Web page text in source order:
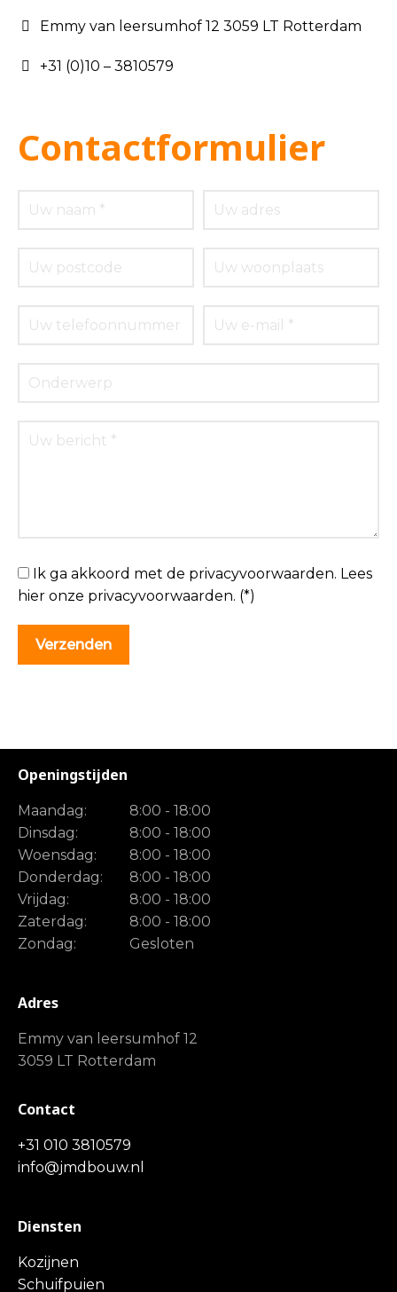
Emmy van leersumhof 12 3059 LT Rotterdam
+31 (0)10 – 3810579
Contactformulier
Ik ga akkoord met de privacyvoorwaarden. Lees
hier onze privacyvoorwaarden. (*)
Openingstijden
Maandag:
8:00 - 18:00
Dinsdag:
8:00 - 18:00
Woensdag:
8:00 - 18:00
Donderdag:
8:00 - 18:00
Vrijdag:
8:00 - 18:00
Zaterdag:
8:00 - 18:00
Zondag:
Gesloten
Adres
Emmy van leersumhof 12
3059 LT Rotterdam
Contact
+31 010 3810579
info@jmdbouw.nl
Diensten
Kozijnen
Schuifpuien